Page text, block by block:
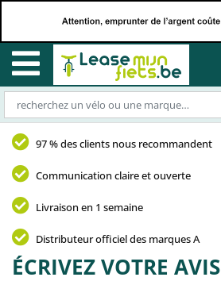
97 % des clients nous recommandent
Communication claire et ouverte
Livraison en 1 semaine
Distributeur officiel des marques A
ÉCRIVEZ VOTRE AVIS